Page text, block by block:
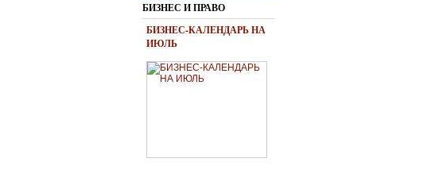
БИЗНЕС И ПРАВО
БИЗНЕС-КАЛЕНДАРЬ НА
ИЮЛЬ